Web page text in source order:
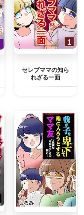
セレブママの知ら
れざる一面